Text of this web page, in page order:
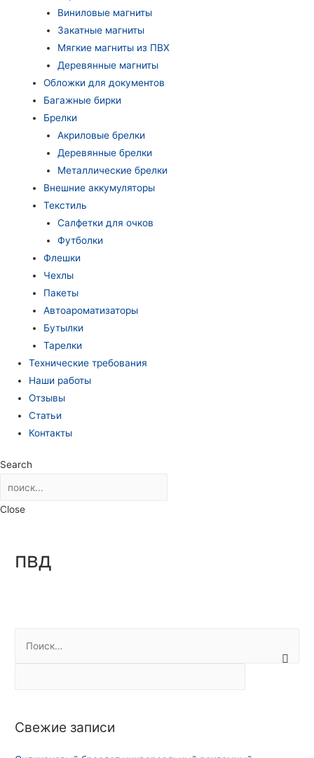
Виниловые магниты
Закатные магниты
Мягкие магниты из ПВХ
Деревянные магниты
Обложки для документов
Багажные бирки
Брелки
Акриловые брелки
Деревянные брелки
Металлические брелки
Внешние аккумуляторы
Текстиль
Салфетки для очков
Футболки
Флешки
Чехлы
Пакеты
Автоароматизаторы
Бутылки
Тарелки
Технические требования
Наши работы
Отзывы
Статьи
Контакты
Search
Close
пвд
:Свежие записи